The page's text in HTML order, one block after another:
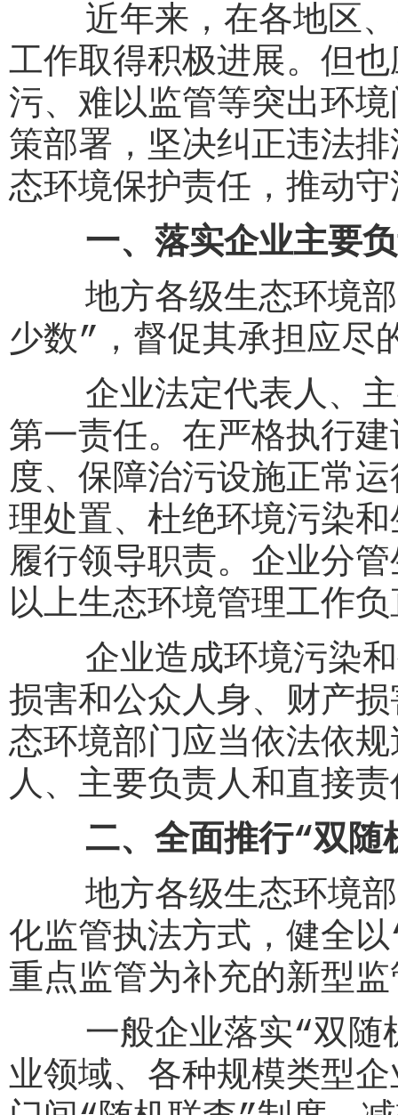
近年来，在各地区、
工作取得积极进展。但
污、难以监管等突出环
策部署，坚决纠正违法
态环境保护责任，推动
一、落实企业主要
地方各级生态环境部
少数”，督促其承担应尽
企业法定代表人、主
第一责任。在严格执行
度、保障治污设施正常
理处置、杜绝环境污染
履行领导职责。企业分
以上生态环境管理工作
企业造成环境污染和
损害和公众人身、财产
态环境部门应当依法依
人、主要负责人和直接
二、全面推行“双随
地方各级生态环境部
化监管执法方式，健全
重点监管为补充的新型
一般企业落实“双随机
业领域、各种规模类型